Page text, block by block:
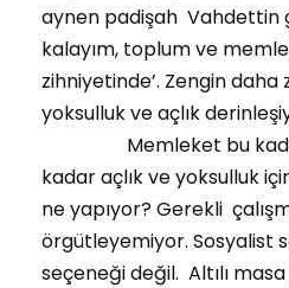
aynen padişah Vahdettin
kalayım, toplum ve
zihniyetinde’. Zengin
yoksulluk ve açlık
Memleket bu kadar
kadar açlık ve yoksulluk
ne yapıyor? Gerekli
örgütleyemiyor. Sosyalist
seçeneği değil. Altılı